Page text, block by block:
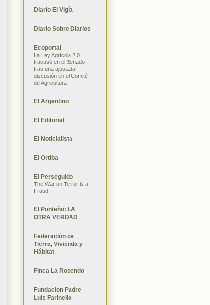
Diario El Vigía
Diario Sobre Diarios
Ecoportal
La Ley Agrícola 2.0
fracasó en el Senado
tras una ajustada
discusión en el Comité
de Agricultura
El Argentino
El Editorial
El Noticialista
El Ortiba
El Perseguido
The War on Terror is a
Fraud
El Punteño: LA
OTRA VERDAD
Federación de
Tierra, Vivienda y
Hábitat
Finca La Rosendo
Fundacion Padre
Luis Farinello